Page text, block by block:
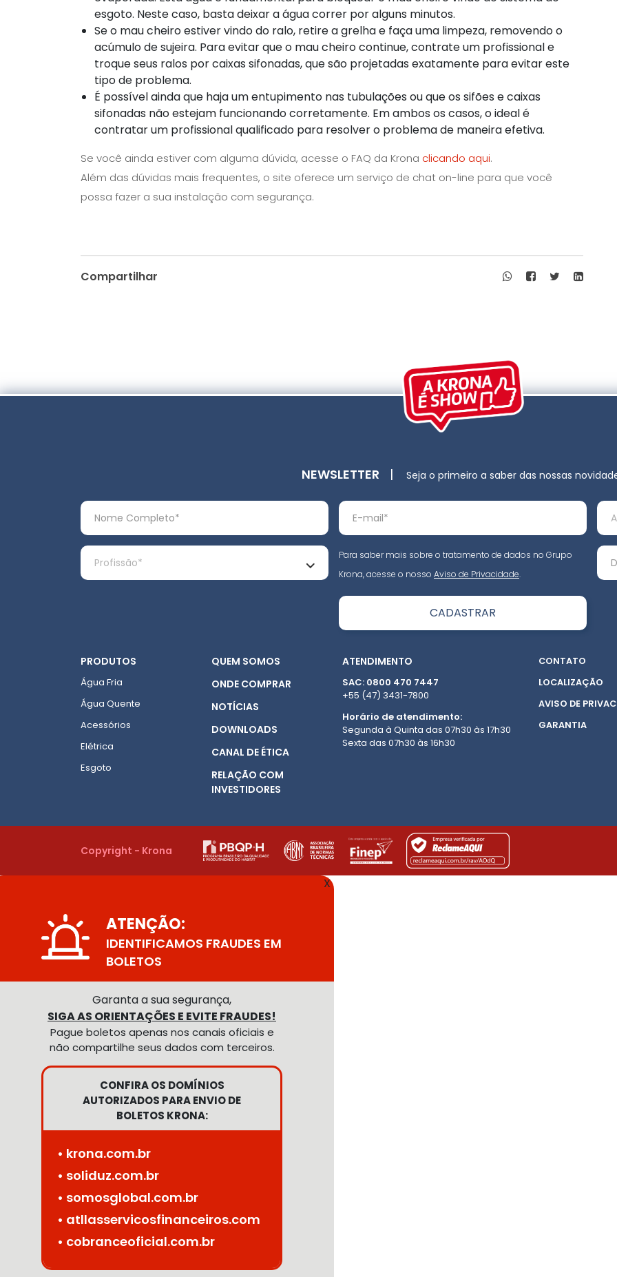
esgoto. Neste caso, basta deixar a água correr por alguns minutos.
Se o mau cheiro estiver vindo do ralo, retire a grelha e faça uma limpeza, removendo o
acúmulo de sujeira. Para evitar que o mau cheiro continue, contrate um profissional e
troque seus ralos por caixas sifonadas, que são projetadas exatamente para evitar este
tipo de problema.
É possível ainda que haja um entupimento nas tubulações ou que os sifões e caixas
sifonadas não estejam funcionando corretamente. Em ambos os casos, o ideal é
contratar um profissional qualificado para resolver o problema de maneira efetiva.
Se você ainda estiver com alguma dúvida, acesse o FAQ da Krona clicando aqui.
Além das dúvidas mais frequentes, o site oferece um serviço de chat on-line para que você
possa fazer a sua instalação com segurança.
Compartilhar
NEWSLETTER | Seja o primeiro a saber das nossas
Para saber mais sobre o tratamento de dados no Grupo
Krona, acesse o nosso Aviso de Privacidade.
PRODUTOS
Água Fria
Água Quente
Acessórios
Elétrica
Esgoto
QUEM SOMOS
ONDE COMPRAR
NOTÍCIAS
DOWNLOADS
CANAL DE ÉTICA
RELAÇÃO COM
INVESTIDORES
ATENDIMENTO
SAC: 0800 470 7447
+55 (47) 3431-7800
Horário de atendimento:
Segunda à Quinta das 07h30 às 17h30
Sexta das 07h30 às 16h30
CONTATO
LOCALIZAÇÃO
AVISO DE
GARANTIA
Copyright - Krona
X
ATENÇÃO:
IDENTIFICAMOS FRAUDES EM
BOLETOS
Garanta a sua segurança,
SIGA AS ORIENTAÇÕES E EVITE FRAUDES!
Pague boletos apenas nos canais oficiais e
não compartilhe seus dados com terceiros.
CONFIRA OS DOMÍNIOS
AUTORIZADOS PARA ENVIO DE
BOLETOS KRONA:
• krona.com.br
• soliduz.com.br
• somosglobal.com.br
• atllasservicosfinanceiros.com
• cobranceoficial.com.br